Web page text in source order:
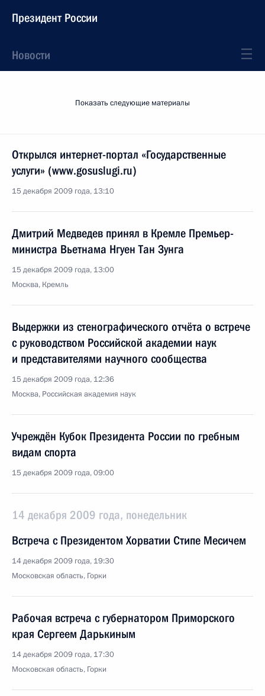
Президент России
Новости
Показать следующие материалы
Открылся интернет-портал «Государственные
услуги» (www.gosuslugi.ru)
15 декабря 2009 года, 13:10
Дмитрий Медведев принял в Кремле Премьер-
министра Вьетнама Нгуен Тан Зунга
15 декабря 2009 года, 13:00
Москва, Кремль
Выдержки из стенографического отчёта о встрече
с руководством Российской академии наук
и представителями научного сообщества
15 декабря 2009 года, 12:36
Москва, Российская академия наук
Учреждён Кубок Президента России по гребным
видам спорта
15 декабря 2009 года, 09:00
14 декабря 2009 года, понедельник
Встреча с Президентом Хорватии Стипе Месичем
14 декабря 2009 года, 19:30
Московская область, Горки
Рабочая встреча с губернатором Приморского
края Сергеем Дарькиным
14 декабря 2009 года, 17:30
Московская область, Горки